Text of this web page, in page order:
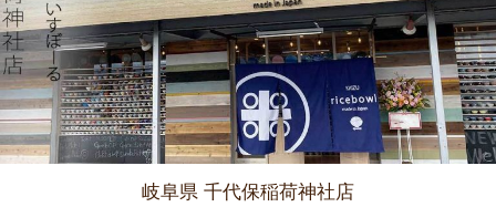
≪おすすめ≫ 満腹ッ☆松助窯 変型どんぶり
2023/8/10
≪おすすめ≫ 冷たい麺がすすりたいっ 松助 蕎麦猪口
岐阜県 千代保稲荷神社店